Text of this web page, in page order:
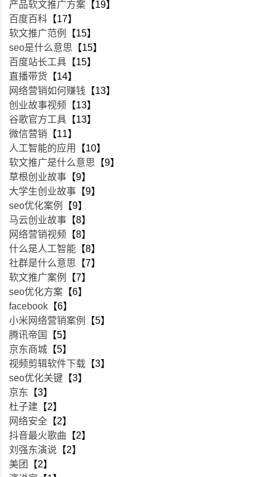
产品软文推广方案 【19】
百度百科 【17】
软文推广范例
【15】
seo是什么意思 【15】
百度站长工具 【15】
直播带货 【14】
网络营销如何赚钱 【13】
创业故事视频 【13】
谷歌官方工具 【13】
微信营销 【11】
人工智能的应用
【10】
软文推广是什么意思 【9】
草根创业故事 【9】
大学生创业故事 【9】
seo优化案例
【9】
马云创业故事 【8】
网络营销视频 【8】
什么是人工智能 【8】
社群是什么意思 【7】
软文推广案例
【7】
seo优化方案 【6】
facebook 【6】
小米网络营销案例
【5】
腾讯帝国
【5】
京东商城 【5】
视频剪辑软件下载 【3】
seo优化关键 【3】
京东 【3】
杜子建 【2】
网络安全 【2】
抖音最火歌曲 【2】
刘强东演说 【2】
美团
【2】